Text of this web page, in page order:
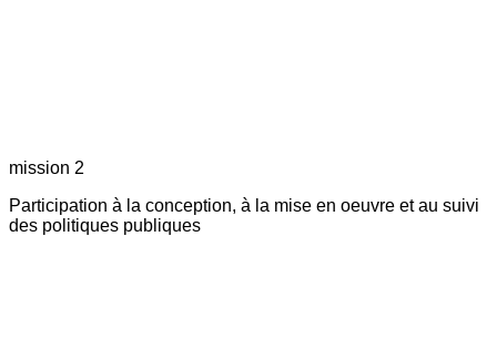
mission 2
Participation à la conception, à la mise en oeuvre et au suivi
des politiques publiques